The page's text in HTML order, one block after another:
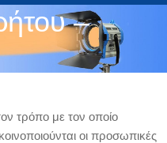
–
τρόπο με τον οποίο
οι προσωπικές